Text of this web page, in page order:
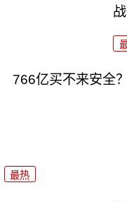
766亿买不来安全
最热